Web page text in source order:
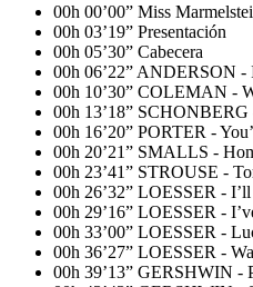
00h 00’00” Miss
00h 03’19” Presentación
00h 05’30” Cabecera
00h 06’22” ANDERSON
00h 10’30” COLEMAN -
00h 13’18”
00h 16’20” PORTER -
00h 20’21” SMALLS -
00h 23’41” STROUSE -
00h 26’32” LOESSER -
00h 29’16” LOESSER -
00h 33’00” LOESSER -
00h 36’27” LOESSER -
00h 39’13” GERSHWIN -